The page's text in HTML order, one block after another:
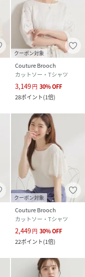
クーポン対象
Couture Brooch
カットソー・Tシャツ
3,149円 30%OFF
28ポイント(1倍)
クーポン対象
Couture Brooch
カットソー・Tシャツ
2,449円 30%OFF
22ポイント(1倍)